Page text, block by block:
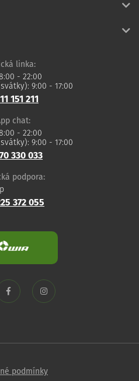
linka:
- 22:00
9:00 - 17:00
151 211
chat:
- 22:00
9:00 - 17:00
330 033
podpora:
372 055
podmínky